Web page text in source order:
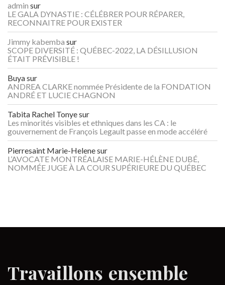
admin sur
LE GALA DYNASTIE : CÉLÉBRER POUR RÉPARER,
RECONNAITRE POUR EXISTER
Jimmy kabemba sur
SCOPE DIVERSITÉ : QUÉBEC-2022, LA DÉSILLUSION
ÉTAIT PRÉVISIBLE !
Buyasur
ANDREA CLARKE nommée Présidente de la FONDATION
ANDRÉ ET LUCIE CHAGNON
Tabita Rachel Tonyesur
Les minorités visibles et ethniques dans les CA : le
gouvernement de François Legault passe en mode accéléré
Pierresaint Marie-Helenesur
L’AVOCATE MONTRÉALAISE MARIE-HÉLÈNE DUBÉ,
NOMMÉE JUGE À LA COUR SUPÉRIEURE DU QUÉBEC
Travaillons ensemble